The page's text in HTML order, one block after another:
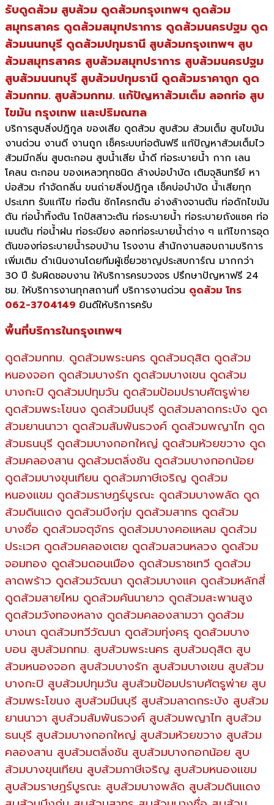
รับดูดส้วม สูบส้วม ดูดส้วมกรุงเทพฯ ดูดส้วม
สมุทรสาคร ดูดส้วมสมุทปราการ ดูดส้วมนครปฐม ดูด
ส้วมนนทบุรี ดูดส้วมปทุมธานี สูบส้วมกรุงเทพฯ สูบ
ส้วมสมุทรสาคร สูบส้วมสมุทปราการ สูบส้วมนครปฐม
สูบส้วมนนทบุรี สูบส้วมปทุมธานี ดูดส้วมราคาถูก ดูด
ส้วมกทม. สูบส้วมกทม. แก้ปัญหาส้วมเต็ม ลอกท่อ สูบ
ไขมัน กรุงเทพ และปริมณฑล
บริการสูบสิ่งปฎิกูล ของเสีย ดูดส้วม สูบส้วม ส้วมเต็ม สูบไขมัน
งานด่วน งานดี งานถูก เช็คระบบท่อตันฟรี แก้ปัญหาส้วมเต็มไว
ส้วมมีกลิ่น สูบตะกอน สูบน้ำเสีย น้ำดี ท่อระบายน้ำ กาก เลน
โคลน ตะกอน ของเหลวทุกชนิด ล้างบ่อบำบัด เติมจุลินทรีย์ หา
บ่อส้วม กำจัดกลิ่น ขนถ่ายสิ่งปฎิกูล เช็คบ่อบำบัด น้ำเสียทุก
ประเภท รับแก้ไข ท่อตัน ชักโครกตัน อ่างล้างจานตัน ท่อดักไขมัน
ตัน ท่อน้ำทิ้งตัน โถปัสสาวะตัน ท่อระบายน้ำ ท่อระบายถังแซค ท่อ
เมนตัน ท่อน้ำฝน ท่อระบียง ลอกท่อระบายน้ำต่าง ๆ แก้ไขการอุด
ตันของท่อระบายน้ำรอบบ้าน โรงงาน สำนักงานสอบถามบริการ
เพิ่มเติม ดำเนินงานโดยทีมผู้เชี่ยวชาญประสบการ์ณ มากกว่า
30 ปี รับผิดชอบงาน ให้บริการครบวงจร ปรึกษาปัญหาฟรี 24
ชม. ให้บริการงานทุกสถานที่ บริการงานด่วน ดูดส้วม โทร
062-3704149 ยินดีให้บริการครับ
พื้นที่บริการในกรุงเทพฯ
ดูดส้วมกทม. ดูดส้วมพระนคร ดูดส้วมดุสิต ดูดส้วม
หนองจอก ดูดส้วมบางรัก ดูดส้วมบางเขน ดูดส้วม
บางกะปิ ดูดส้วมปทุมวัน ดูดส้วมป้อมปราบศัตรูพ่าย
ดูดส้วมพระโขนง ดูดส้วมมีนบุรี ดูดส้วมลาดกระบัง ดูด
ส้วมยานนาวา ดูดส้วมสัมพันธวงศ์ ดูดส้วมพญาไท ดูด
ส้วมธนบุรี ดูดส้วมบางกอกใหญ่ ดูดส้วมห้วยขวาง ดูด
ส้วมคลองสาน ดูดส้วมตลิ่งชัน ดูดส้วมบางกอกน้อย
ดูดส้วมบางขุนเทียน ดูดส้วมภาษีเจริญ ดูดส้วม
หนองแขม ดูดส้วมราษฎร์บูรณะ ดูดส้วมบางพลัด ดูด
ส้วมดินแดง ดูดส้วมบึงกุ่ม ดูดส้วมสาทร ดูดส้วม
บางซื่อ ดูดส้วมจตุจักร ดูดส้วมบางคอแหลม ดูดส้วม
ประเวศ ดูดส้วมคลองเตย ดูดส้วมสวนหลวง ดูดส้วม
จอมทอง ดูดส้วมดอนเมือง ดูดส้วมราชเทวี ดูดส้วม
ลาดพร้าว ดูดส้วมวัฒนา ดูดส้วมบางแค ดูดส้วมหลักสี่
ดูดส้วมสายไหม ดูดส้วมคันนายาว ดูดส้วมสะพานสูง
ดูดส้วมวังทองหลาง ดูดส้วมคลองสามวา ดูดส้วม
บางนา ดูดส้วมทวีวัฒนา ดูดส้วมทุ่งครุ ดูดส้วมบาง
บอน สูบส้วมกทม. สูบส้วมพระนคร สูบส้วมดุสิต สูบ
ส้วมหนองจอก สูบส้วมบางรัก สูบส้วมบางเขน สูบส้วม
บางกะปิ สูบส้วมปทุมวัน สูบส้วมป้อมปราบศัตรูพ่าย สูบ
ส้วมพระโขนง สูบส้วมมีนบุรี สูบส้วมลาดกระบัง สูบส้วม
ยานนาวา สูบส้วมสัมพันธวงศ์ สูบส้วมพญาไท สูบส้วม
ธนบุรี สูบส้วมบางกอกใหญ่ สูบส้วมห้วยขวาง สูบส้วม
คลองสาน สูบส้วมตลิ่งชัน สูบส้วมบางกอกน้อย สูบ
ส้วมบางขุนเทียน สูบส้วมภาษีเจริญ สูบส้วมหนองแขม
สูบส้วมราษฎร์บูรณะ สูบส้วมบางพลัด สูบส้วมดินแดง